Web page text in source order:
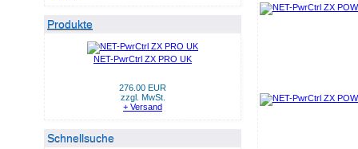
Produkte
NET-PwrCtrl ZX PRO UK
276.00 EUR
zzgl. MwSt.
+ Versand
Schnellsuche